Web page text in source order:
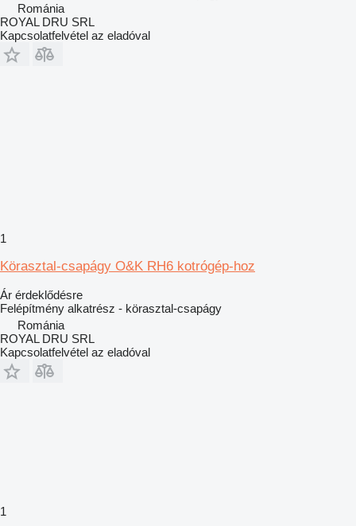
Románia
ROYAL DRU SRL
Kapcsolatfelvétel az eladóval
1
Körasztal-csapágy O&K RH6 kotrógép-hoz
Ár érdeklődésre
Felépítmény alkatrész - körasztal-csapágy
Románia
ROYAL DRU SRL
Kapcsolatfelvétel az eladóval
1